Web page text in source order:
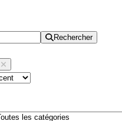
Rechercher